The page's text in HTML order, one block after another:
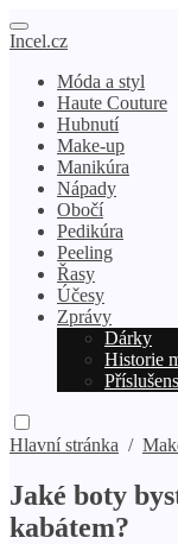
Incel.cz
Móda a styl
Haute Couture
Hubnutí
Make-up
Manikúra
Nápady
Obočí
Pedikúra
Peeling
Řasy
Účesy
Zprávy
Dárky
Historie
Hlavní stránka /
Jaké boty
kabátem?